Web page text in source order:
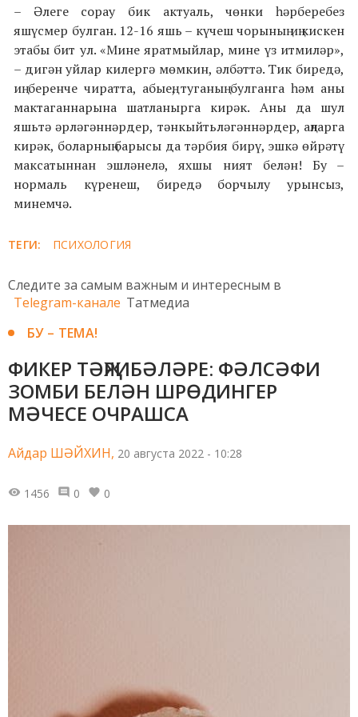
– Әлеге сорау бик актуаль, чөнки һәрберебез
яшүсмер булган. 12-16 яшь – күчеш чорының иң кискен
этабы бит ул. «Мине яратмыйлар, мине үз итмиләр»,
– дигән уйлар килергә мөмкин, әлбәттә. Тик биредә,
иң беренче чиратта, абыең, туганың булганга һәм аны
мактаганнарына шатланырга кирәк. Аны да шул
яшьтә әрләгәннәрдер, тәнкыйтьләгәннәрдер, аңларга
кирәк, боларның барысы да тәрбия бирү, эшкә өйрәтү
максатыннан эшләнелә, яхшы ният белән! Бу –
нормаль күренеш, биредә борчылу урынсыз,
минемчә.
ТЕГИ: ПСИХОЛОГИЯ
Следите за самым важным и интересным в
Telegram-канале Татмедиа
БУ – ТЕМА!
ФИКЕР ТӘҖРИБӘЛӘРЕ: ФӘЛСӘФИ
ЗОМБИ БЕЛӘН ШРӨДИНГЕР
МӘЧЕСЕ ОЧРАШСА
Айдар ШӘЙХИН, 20 августа 2022 - 10:28
1456 0 0